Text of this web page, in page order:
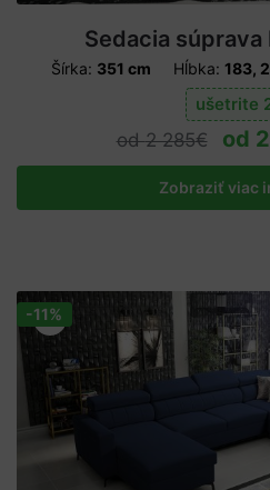
Sedacia súprava
Šírka: 351 cm Hĺbka: 183,
ušetrite
2 285€
Zobraziť viac
Zľava!
-11%